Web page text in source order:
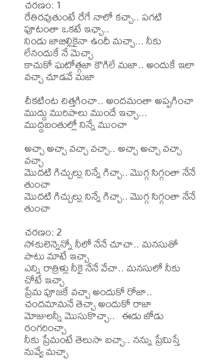
చరణం: 1
రేతిరవుతుంటే రేగే నాలో కచ్చా.. పగటి
పూటంతా ఒకటే ఇఛ్చా..
నిండు జాబిల్లికైనా ఉందీ మచ్చా... నీకు
లేనందుకే నే మెచ్చా
కాచుకో ఘటోత్గజా కౌగిలే మజా.. అందుకే ఇలా
వచ్చా చూడవే మజా
చీకటింట చిత్తగించా.. అందమంతా అప్పగించా
ముద్దు మురిపాలు ముందే ఇచ్చా...
ముద్దబంతుల్లో నిన్నే ముంచా
అచ్చా అచ్చా వచ్చా వచ్చా.. అచ్చా అచ్చా వచ్చా
వచ్చా
మొదటి గిచ్చుల్లు నిన్నే గిచ్చా.. మొగ్గ సిగ్గంతా నేనే
తుంచా
మొదటి గిచ్చుల్లు నిన్నే గిచ్చా.. మొగ్గ సిగ్గంతా నేనే
తుంచా
చరణం: 2
సోకులెన్నెన్నో నీలో నేనే చూచా.. మనసుతో
పాటు మాటే ఇచ్చా
ఎన్ని రాత్రిళ్లు నీకై నేనే వేచా.. మనసులో నీకు
చోటే ఇచ్చా
ప్రేమ పూజకే వచ్చా అందుకో రోజా..
చందమామనే తెచ్చా అందుకో రాజా
మోజులన్నీ మొసుకొచ్చా..  ఈడు జోడు
రంగరించ్చా
నీకు ప్రేమంటే తెలుసా బచ్చా.. నన్ను ప్రేమిస్తే
నువ్వే మచ్చా